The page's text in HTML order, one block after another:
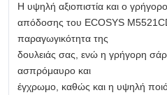
Η υψηλή αξιοπιστία και ο
απόδοσης του ECOSYS
παραγωγικότητα της
δουλειάς σας, ενώ η γρήγορη
ασπρόμαυρο και
έγχρωμο, καθώς και η υψηλή